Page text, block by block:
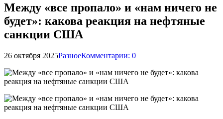
Между «все пропало» и «нам ничего не
будет»: какова реакция на нефтяные
санкции США
26 октября 2025РазноеКомментарии: 0